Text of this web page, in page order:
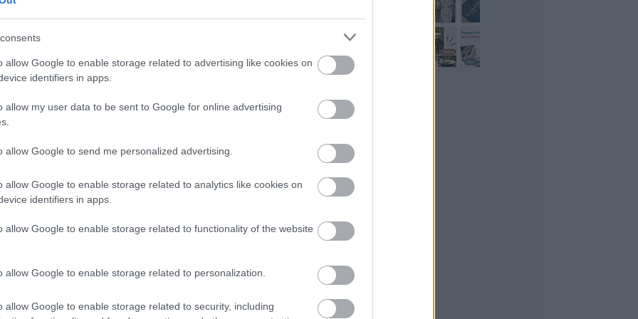
allow Google to enable storage related to advertising like cookies on
identifiers in apps.
allow my user data to be sent to Google for online advertising
allow Google to send me personalized advertising.
allow Google to enable storage related to analytics like cookies on
identifiers in apps.
allow Google to enable storage related to functionality of the website
allow Google to enable storage related to personalization.
allow Google to enable storage related to security, including
CÍMKÉK
advent (144)
art export(82)
DIY(303)
fenntarthatóság(71)
festés( 174)
fonal (73)
gyerekjáték( 73)
hobbyművész(81)